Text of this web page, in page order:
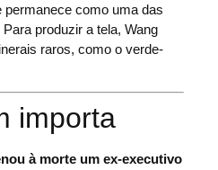
permanece como uma das
produzir a tela, Wang
raros, como o verde-
importa
à morte um ex-executivo